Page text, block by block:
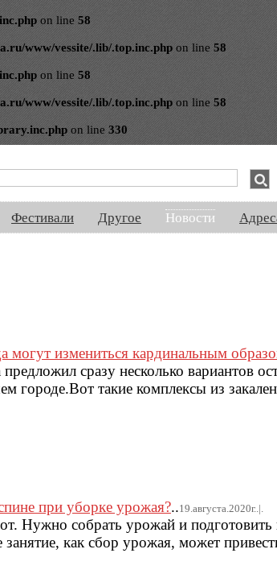
on line 58
www/vessite/.lib/.top.inc.php on line 58
on line 58
www/vessite/.lib/.top.inc.php on line 58
on line 330
Фестивали Другое Новости
могут измениться кардинальным
сразу несколько вариантов
городе.Вот такие комплексы из
при уборке урожая?..19.августа.2020г..|.
Нужно собрать урожай и подготовить
как сбор урожая, может